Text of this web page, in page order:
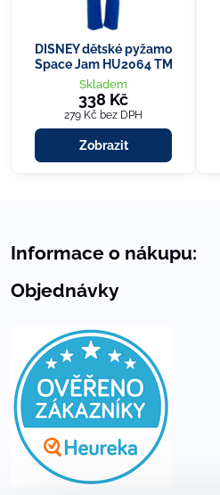
DISNEY dětské pyžamo
Space Jam HU2064 TM
Skladem
338 Kč
279 Kč bez DPH
Zobrazit
Informace o nákupu:
Objednávky